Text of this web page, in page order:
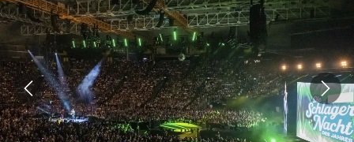
Alleinreisende
Eventreisen
Konzertreisen
Kulturreisen
Dresden
Nord- und Ostsee
Leipzig
Europa